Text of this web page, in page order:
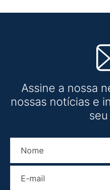
Assine a nossa
nossas notícias e